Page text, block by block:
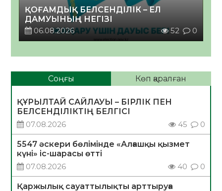
ҚОҒАМДЫҚ БЕЛСЕНДІЛІК – ЕЛ
ДАМУЫНЫҢ НЕГІЗІ
06.08.2026
52 0
Соңғы Көп қаралған
ҚҰРЫЛТАЙ САЙЛАУЫ – БІРЛІК ПЕН
БЕЛСЕНДІЛІКТІҢ БЕЛГІСІ
07.08.2026
45 0
5547 әскери бөлімінде «Алғашқы қызмет
күні» іс-шарасы өтті
07.08.2026
40 0
Қаржылық сауаттылықты арттыруға